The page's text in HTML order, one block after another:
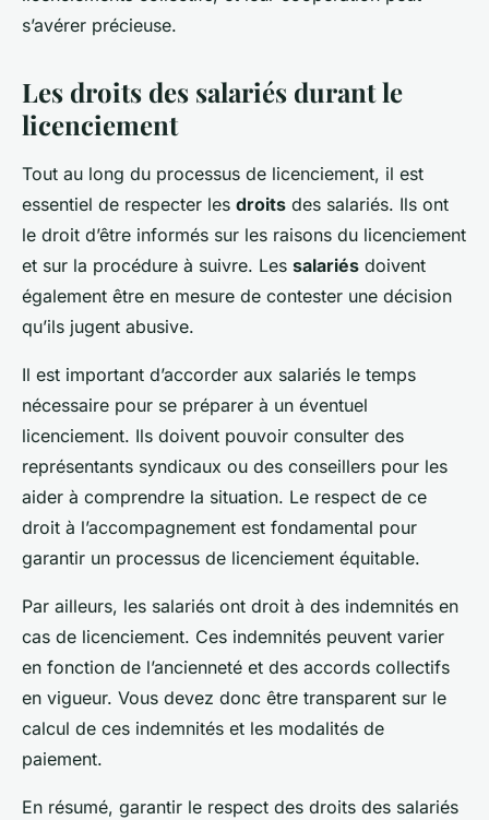
s’avérer précieuse.
Les droits des salariés durant le
licenciement
Tout au long du processus de licenciement, il est
essentiel de respecter les droits des salariés. Ils ont
le droit d’être informés sur les raisons du licenciement
et sur la procédure à suivre. Les salariés doivent
également être en mesure de contester une décision
qu’ils jugent abusive.
Il est important d’accorder aux salariés le temps
nécessaire pour se préparer à un éventuel
licenciement. Ils doivent pouvoir consulter des
représentants syndicaux ou des conseillers pour les
aider à comprendre la situation. Le respect de ce
droit à l’accompagnement est fondamental pour
garantir un processus de licenciement équitable.
Par ailleurs, les salariés ont droit à des indemnités en
cas de licenciement. Ces indemnités peuvent varier
en fonction de l’ancienneté et des accords collectifs
en vigueur. Vous devez donc être transparent sur le
calcul de ces indemnités et les modalités de
paiement.
En résumé, garantir le respect des droits des salariés